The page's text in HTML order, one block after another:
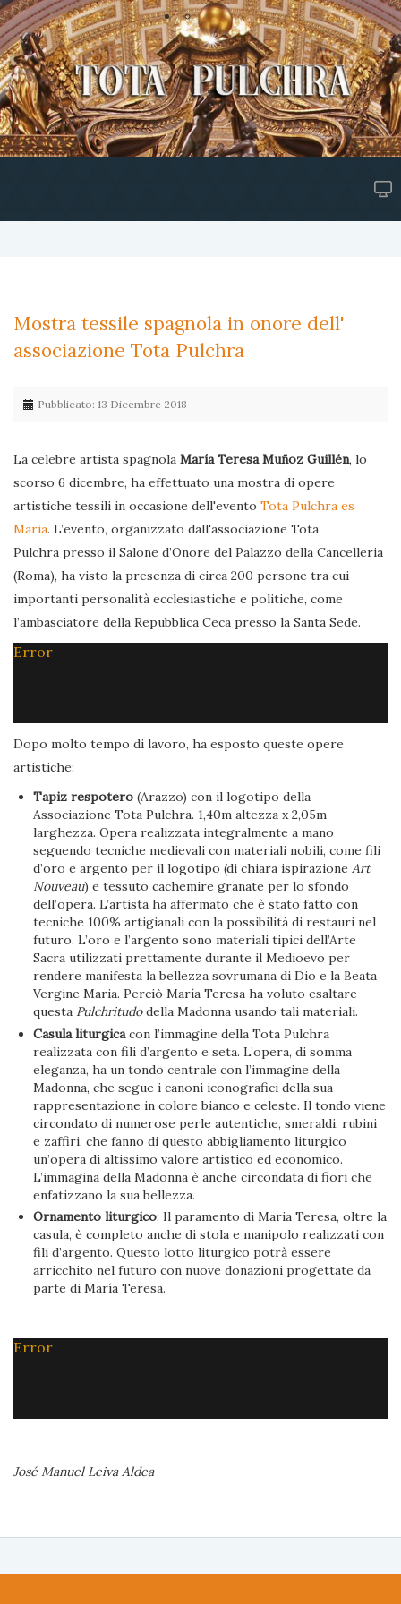
Mostra tessile spagnola in onore dell'
associazione Tota Pulchra
Pubblicato: 13 Dicembre 2018
La celebre artista spagnola María Teresa Muñoz Guillén, lo
scorso 6 dicembre, ha effettuato una mostra di opere
artistiche tessili in occasione dell'evento Tota Pulchra es
Maria. L’evento, organizzato dall'associazione Tota
Pulchra presso il Salone d’Onore del Palazzo della Cancelleria
(Roma), ha visto la presenza di circa 200 persone tra cui
importanti personalità ecclesiastiche e politiche, come
l’ambasciatore della Repubblica Ceca presso la Santa Sede.
Error
Dopo molto tempo di lavoro, ha esposto queste opere
artistiche:
Tapiz respotero (Arazzo) con il logotipo della
Associazione Tota Pulchra. 1,40m altezza x 2,05m
larghezza. Opera realizzata integralmente a mano
seguendo tecniche medievali con materiali nobili, come fili
d’oro e argento per il logotipo (di chiara ispirazioneArt
Nouveau) e tessuto cachemire granate per lo sfondo
dell’opera. L’artista ha affermato che è stato fatto con
tecniche 100% artigianali con la possibilità di restauri nel
futuro. L’oro e l’argento sono materiali tipici dell’Arte
Sacra utilizzati prettamente durante il Medioevo per
rendere manifesta la bellezza sovrumana di Dio e la Beata
Vergine Maria. Perciò María Teresa ha voluto esaltare
questa Pulchritudodella Madonna usando tali materiali.
Casula liturgicacon l’immagine della Tota Pulchra
realizzata con fili d’argento e seta. L’opera, di somma
eleganza, ha un tondo centrale con l’immagine della
Madonna, che segue i canoni iconografici della sua
rappresentazione in colore bianco e celeste. Il tondo viene
circondato di numerose perle autentiche, smeraldi, rubini
e zaffiri, che fanno di questo abbigliamento liturgico
un’opera di altissimo valore artistico ed economico.
L’immagina della Madonna è anche circondata di fiori che
enfatizzano la sua bellezza.
Ornamento liturgico: Il paramento di Maria Teresa, oltre la
casula, è completo anche di stola e manipolo realizzati con
fili d’argento. Questo lotto liturgico potrà essere
arricchito nel futuro con nuove donazioni progettate da
parte di María Teresa.
Error
José Manuel Leiva Aldea